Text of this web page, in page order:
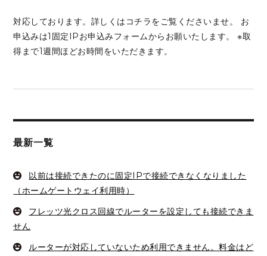
対応しております。詳しくはコチラをご覧くださいませ。 お
申込みは1固定IPお申込みフォームからお願いたします。 ※取
得まで1週間ほどお時間をいただきます。
最新一覧
以前は接続できたのに固定IPで接続できなくなりました
（ホームゲートウェイ利用時）
フレッツ光クロス回線でルーターを設定しても接続できま
せん
ルーターが対応していないため利用できません。料金はど